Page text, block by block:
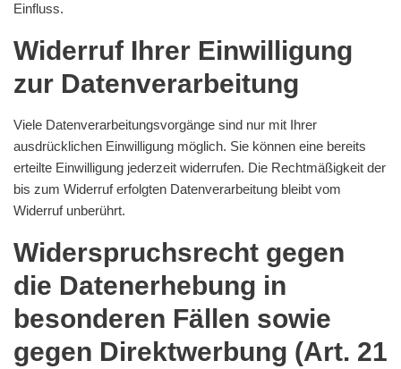
Einfluss.
Widerruf Ihrer Einwilligung
zur Datenverarbeitung
Viele Datenverarbeitungsvorgänge sind nur mit Ihrer
ausdrücklichen Einwilligung möglich. Sie können eine bereits
erteilte Einwilligung jederzeit widerrufen. Die Rechtmäßigkeit der
bis zum Widerruf erfolgten Datenverarbeitung bleibt vom
Widerruf unberührt.
Widerspruchsrecht gegen
die Datenerhebung in
besonderen Fällen sowie
gegen Direktwerbung (Art. 21